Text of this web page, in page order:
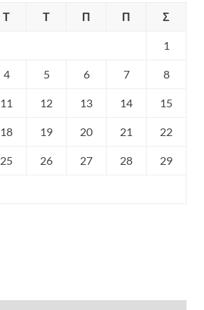
Τ Τ Π Π Σ
1
4 5 6 7 8
11 12 13 14 15
18 19 20 21 22
25 26 27 28 29